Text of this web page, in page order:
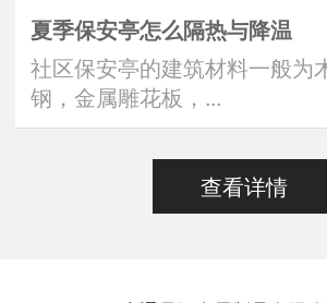
夏季保安亭怎么隔热与降温
社区保安亭的建筑材料一般为
钢，金属雕花板，...
查看详情